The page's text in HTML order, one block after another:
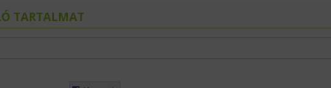
TARTALMAT